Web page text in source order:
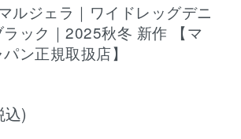
ルジェラ｜ワイドレッグデニ
ラック｜2025秋冬 新作 【マ
ン正規取扱店】
込)